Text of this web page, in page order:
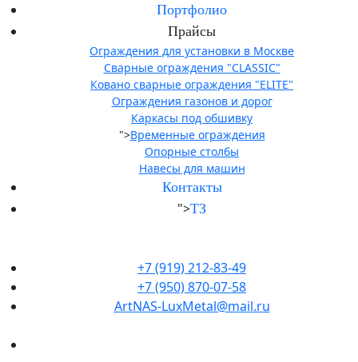
Портфолио
Прайсы
Ограждения для установки в Москве
Сварные ограждения "CLASSIC"
Ковано сварные ограждения "ELITE"
Ограждения газонов и дорог
Каркасы под обшивку
">Временные ограждения
Опорные столбы
Навесы для машин
Контакты
">ТЗ
+7 (919) 212-83-49
+7 (950) 870-07-58
ArtNAS-LuxMetal@mail.ru